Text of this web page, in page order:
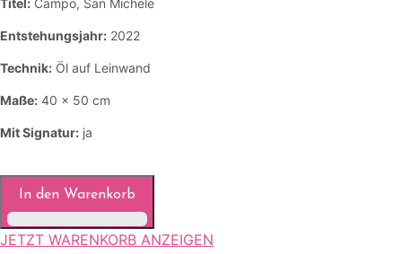
Entstehungsjahr: 2022
Technik: Öl auf Leinwand
Maße: 40 x 50 cm
Mit Signatur: ja
In den Warenkorb
JETZT WARENKORB ANZEIGEN